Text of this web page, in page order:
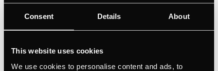
Consent Details About
This website uses cookies
We use cookies to personalise content and ads, to
Дизайнерски комплект DK5004, черно кадифе